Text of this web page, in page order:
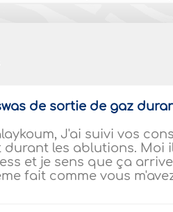
de sortie de gaz
J'ai suivi vos
durant les ablutions. Moi
et je sens que ça
fait comme vous